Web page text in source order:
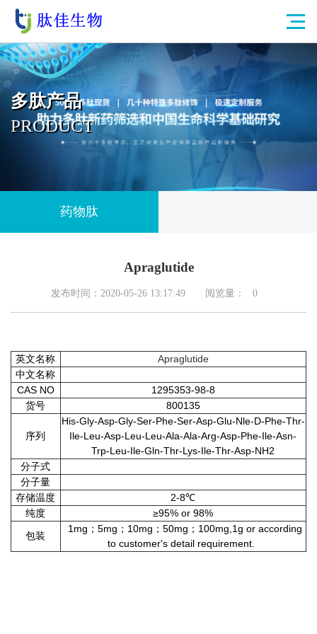
多肽产品
PRODUCT
药物肽
Apraglutide
发布时间：2020-05-26 13:17:49 阅览量： 0
英文名称
Apraglutide
中文名称
CAS NO
1295353-98-8
货号
800135
序列
His-Gly-Asp-Gly-Ser-Phe-Ser-Asp-Glu-Nle-D-Phe-Thr-
Ile-Leu-Asp-Leu-Leu-Ala-Ala-Arg-Asp-Phe-Ile-Asn-
Trp-Leu-Ile-Gln-Thr-Lys-Ile-Thr-Asp-NH2
分子式
分子量
存储温度
2-8℃
纯度
≥95% or 98%
包装
1mg；5mg；10mg；50mg；100mg,1g or according
to customer's detail requirement.